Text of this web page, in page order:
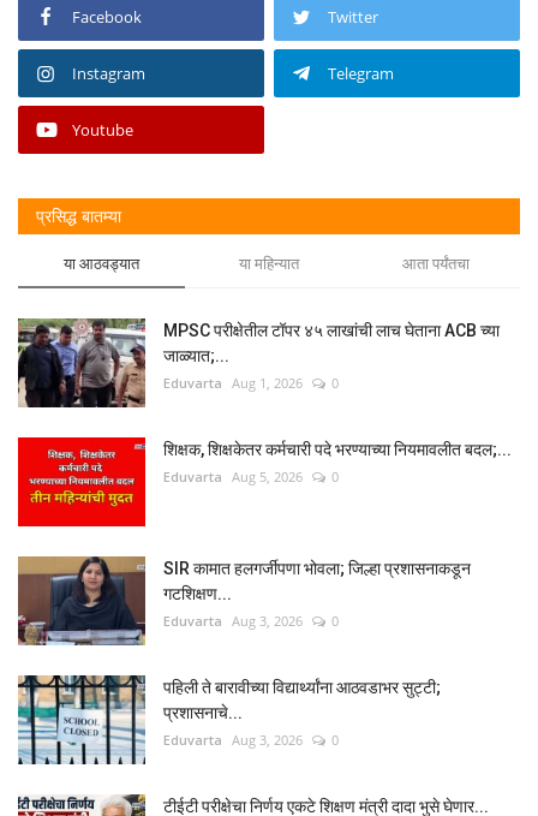
Facebook Twitter
Instagram Telegram
Youtube
प्रसिद्ध बातम्या
या आठवड्यात या महिन्यात आता पर्यंतचा
MPSC परीक्षेतील टॉपर ४५ लाखांची लाच घेताना ACB च्या
जाळ्यात;...
Eduvarta Aug 1, 2026 0
शिक्षक, शिक्षकेतर कर्मचारी पदे भरण्याच्या नियमावलीत बदल;...
Eduvarta Aug 5, 2026 0
SIR कामात हलगर्जीपणा भोवला; जिल्हा प्रशासनाकडून
गटशिक्षण...
Eduvarta Aug 3, 2026 0
पहिली ते बारावीच्या विद्यार्थ्यांना आठवडाभर सुट्टी;
प्रशासनाचे...
Eduvarta Aug 3, 2026 0
टीईटी परीक्षेचा निर्णय एकटे शिक्षण मंत्री दादा भुसे घेणार...